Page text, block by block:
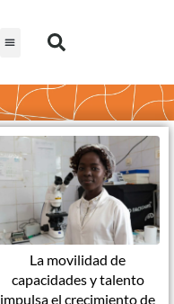
La movilidad de
capacidades y talento
impulsa el crecimiento de